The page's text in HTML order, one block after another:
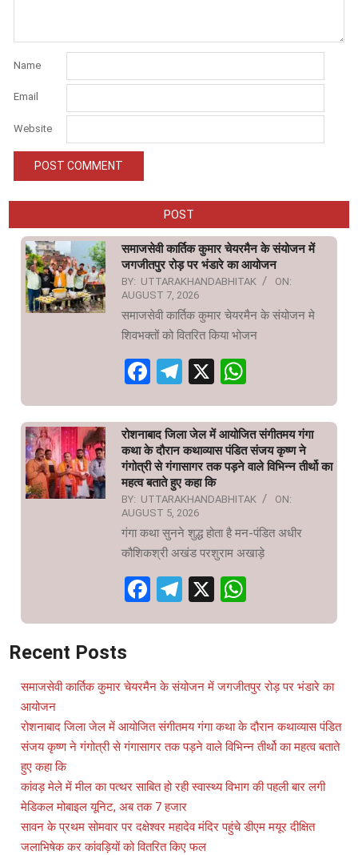
Name
Email
Website
POST
समाजसेवी कार्तिक कुमार चेयरमैन के संयोजन में
जगजीतपुर रोड़ पर भंडारे का आयोजन
BY: UTTARAKHANDABHITAK
ON:
AUGUST 7, 2026
समाजसेवी कार्तिक कुमार चेयरमैन के संयोजन मे
शिवभक्तों को वितरित किया भोजन
Facebook
Telegram
X
रोशनाबाद जिला जेल में आयोजित संगीतमय गंगा
कथा के दौरान कथाव्यास पंडित संजय कृष्ण ने
गंगोत्री से गंगासागर तक पड़ने वाले विभिन्न तीर्थो का
महत्व बताते हुए कहा कि
BY: UTTARAKHANDABHITAK
ON:
AUGUST 5, 2026
गंगा कथा सुनने शुद्ध होता है मन-पंडित अधीर
कौशिकश्री अखंड परशुराम अखाड़े
Facebook
Telegram
X
Recent Posts
समाजसेवी कार्तिक कुमार चेयरमैन के संयोजन में जगजीतपुर रोड़ पर भंडारे का
आयोजन
रोशनाबाद जिला जेल में आयोजित संगीतमय गंगा कथा के दौरान कथाव्यास पंडित
संजय कृष्ण ने गंगोत्री से गंगासागर तक पड़ने वाले विभिन्न तीर्थो का महत्व बताते
हुए कहा कि
कांवड़ मेले में मील का पत्थर साबित हो रही स्वास्थ्य विभाग की पहली बार लगी
मेडिकल मोबाइल यूनिट, अब तक 7 हजार
सावन के प्रथम सोमवार पर दक्षेश्वर महादेव मंदिर पहुंचे डीएम मयूर दीक्षित
जलाभिषेक कर कांवड़ियों को वितरित किए फल